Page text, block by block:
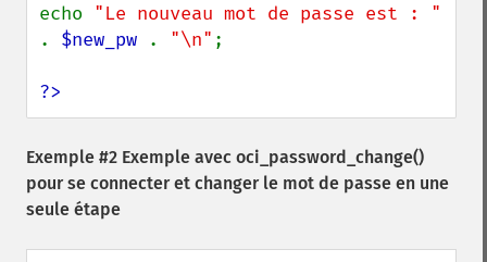
echo
. $new_pw . "\n" ;
?>
Exemple #2 Exemple avec oci_password_change()
pour se connecter et changer le mot de passe en une
seule étape